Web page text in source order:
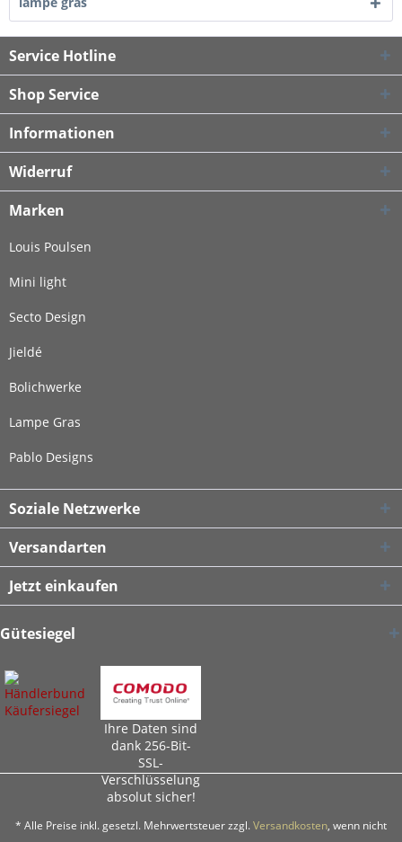
Service Hotline
Shop Service
Informationen
Widerruf
Marken
Louis Poulsen
Mini light
Secto Design
Jieldé
Bolichwerke
Lampe Gras
Pablo Designs
Soziale Netzwerke
Versandarten
Jetzt einkaufen
Gütesiegel
Ihre Daten sind
dank 256-Bit-
SSL-
Verschlüsselung
absolut sicher!
* Alle Preise inkl. gesetzl. Mehrwertsteuer zzgl.Versandkosten, wenn nicht